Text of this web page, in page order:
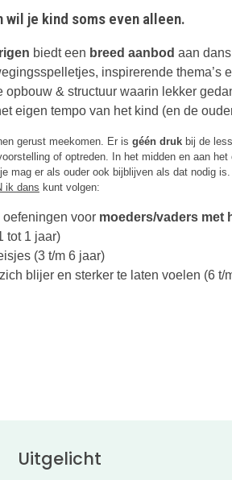
wil je kind soms even alleen.
biedt een breed aanbod aan
inspirerende thema’s
opbouw & structuur waarin lekker
eigen tempo van het kind (en de
gerust meekomen. Er is géén druk bij de
of optreden. In het midden en aan het
je mag er als ouder ook bijblijven als dat nodig is.
ik dans kunt volgen:
voor moeders/vaders met
tot 1 jaar)
(3 t/m 6 jaar)
blijer en sterker te laten voelen (6 t/
Uitgelicht